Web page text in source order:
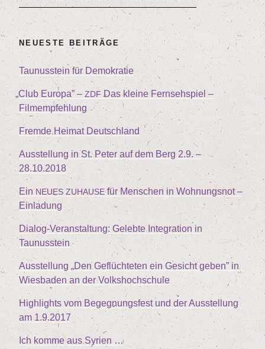
NEU­ES­TE BEITRÄGE
Tau­nus­stein für Demokratie
„Club Euro­pa” – ZDFDas klei­ne Fern­seh­spiel –
Filmempfehlung
Frem­de Hei­mat Deutschland
Aus­stel­lung in St. Peter auf dem Berg 2.9. –
28.10.2018
EinNEUES ZUHAUSEfür Men­schen in Woh­nungs­not –
Einladung
Dia­log-Ver­an­stal­tung: Geleb­te Inte­gra­ti­on in
Taunusstein
Aus­stel­lung„Den Geflüch­te­ten ein Gesicht geben” in
Wies­ba­den an der Volkshochschule
High­lights vom Begeg­nungs­fest und der Aus­stel­lung
am1.9.2017
Ich kom­me aus Syrien …